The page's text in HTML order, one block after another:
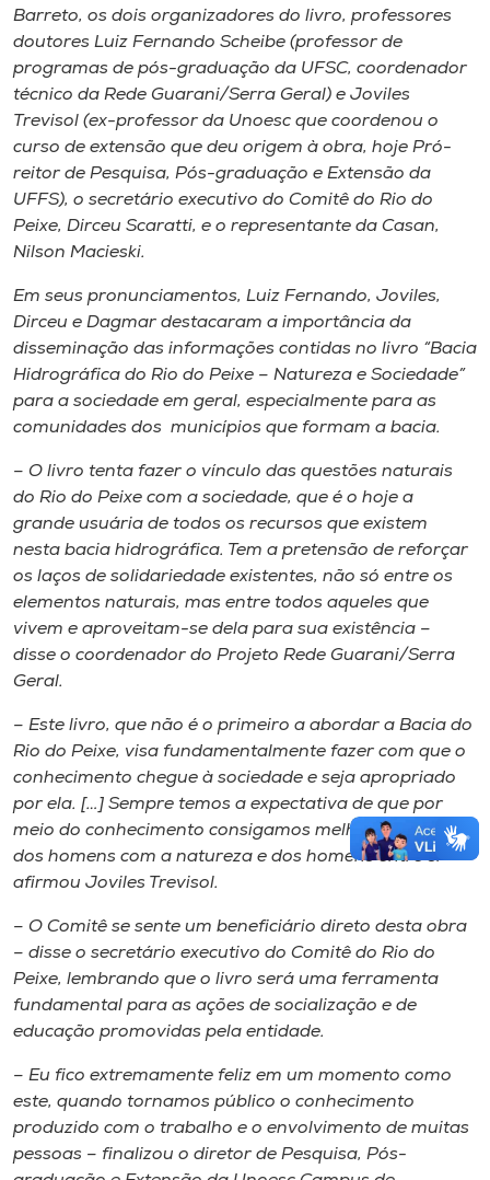
Barreto, os dois organizadores do livro, professores
doutores Luiz Fernando Scheibe (professor de
programas de pós-graduação da UFSC, coordenador
técnico da Rede Guarani/Serra Geral) e Joviles
Trevisol (ex-professor da Unoesc que coordenou o
curso de extensão que deu origem à obra, hoje Pró-
reitor de Pesquisa, Pós-graduação e Extensão da
UFFS), o secretário executivo do Comitê do Rio do
Peixe, Dirceu Scaratti, e o representante da Casan,
Nilson Macieski.
Em seus pronunciamentos, Luiz Fernando, Joviles,
Dirceu e Dagmar destacaram a importância da
disseminação das informações contidas no livro “Bacia
Hidrográfica do Rio do Peixe – Natureza e Sociedade”
para a sociedade em geral, especialmente para as
comunidades dos municípios que formam a bacia.
– O livro tenta fazer o vínculo das questões naturais
do Rio do Peixe com a sociedade, que é o hoje a
grande usuária de todos os recursos que existem
nesta bacia hidrográfica. Tem a pretensão de reforçar
os laços de solidariedade existentes, não só entre os
elementos naturais, mas entre todos aqueles que
vivem e aproveitam-se dela para sua existência –
disse o coordenador do Projeto Rede Guarani/Serra
Geral.
– Este livro, que não é o primeiro a abordar a Bacia do
Rio do Peixe, visa fundamentalmente fazer com que o
conhecimento chegue à sociedade e seja apropriado
por ela. […] Sempre temos a expectativa de que por
meio do conhecimento consigamos melhorar a relação
dos homens com a natureza e dos homens entre si –
afirmou Joviles Trevisol.
– O Comitê se sente um beneficiário direto desta obra
– disse o secretário executivo do Comitê do Rio do
Peixe, lembrando que o livro será uma ferramenta
fundamental para as ações de socialização e de
educação promovidas pela entidade.
– Eu fico extremamente feliz em um momento como
este, quando tornamos público o conhecimento
produzido com o trabalho e o envolvimento de muitas
pessoas – finalizou o diretor de Pesquisa, Pós-